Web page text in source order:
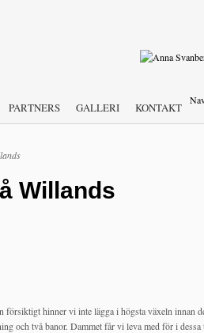
PARTNERS GALLERI KONTAKT
Willands
hinner vi inte lägga i högsta växeln innan
och två banor. Dammet får vi leva med för i dessa